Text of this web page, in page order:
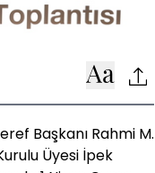
Başkanı Rahmi M.
Üyesi İpek